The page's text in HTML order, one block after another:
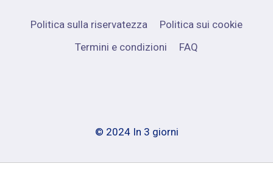
Politica sulla riservatezza
Politica sui cookie
Termini e condizioni
FAQ
© 2024 In 3 giorni